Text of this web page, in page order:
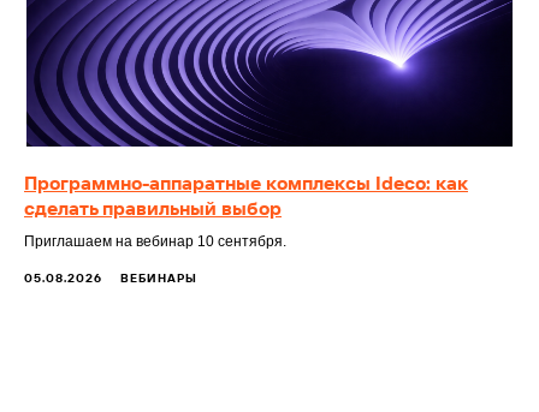
Программно-аппаратные комплексы Ideco: как
сделать правильный выбор
Приглашаем на вебинар 10 сентября.
05.08.2026 ВЕБИНАРЫ